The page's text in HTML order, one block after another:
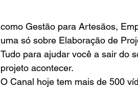
como Gestão para Artesãos,
uma só sobre Elaboração de
Tudo para ajudar você a sair do
projeto acontecer.
O Canal hoje tem mais de 500